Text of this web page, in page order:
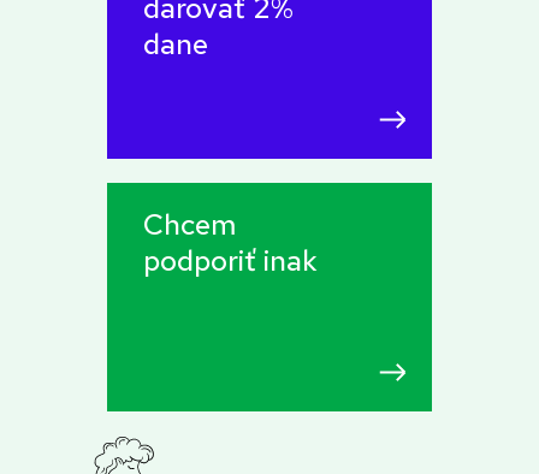
dane
Chcem
podporiť inak